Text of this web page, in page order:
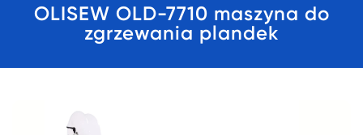
OLISEW OLD-7710 maszyna do
zgrzewania plandek